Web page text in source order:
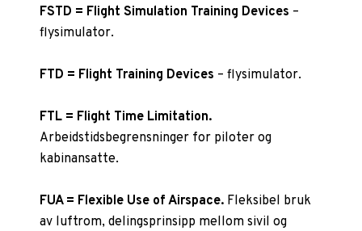
FSTD = Flight Simulation Training Devices –
flysimulator.
FTD = Flight Training Devices – flysimulator.
FTL = Flight Time Limitation.
Arbeidstidsbegrensninger for piloter og
kabinansatte.
FUA = Flexible Use of Airspace. Fleksibel bruk
av luftrom, delingsprinsipp mellom sivil og